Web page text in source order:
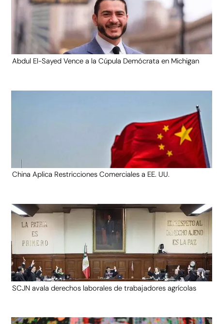
Abdul El-Sayed Vence a la Cúpula Demócrata en Michigan
China Aplica Restricciones Comerciales a EE. UU.
SCJN avala derechos laborales de trabajadores agrícolas